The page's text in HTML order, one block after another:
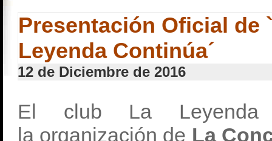
Presentación Oficial de
Leyenda Continúa´
12 de Diciembre de 2016
El club La Leyenda
la organización de La